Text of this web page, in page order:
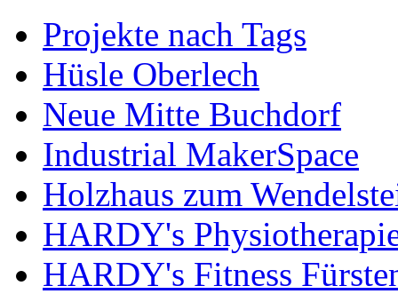
Projekte nach Tags
Hüsle Oberlech
Neue Mitte Buchdorf
Industrial MakerSpace
Holzhaus zum
HARDY's
HARDY's Fitness